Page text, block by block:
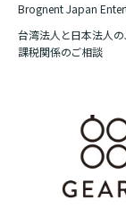
Brognent Japan
台湾法人と日本法人
課税関係のご相談